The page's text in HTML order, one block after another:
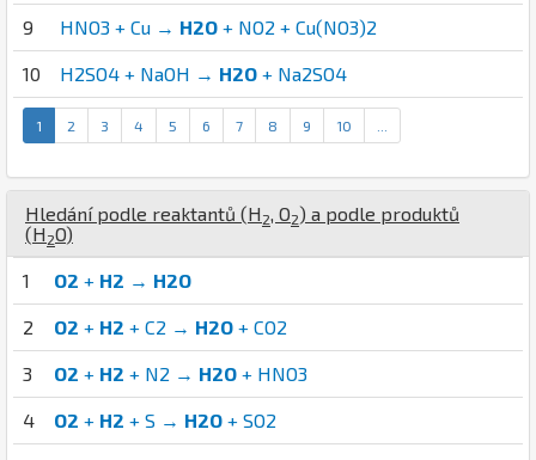
9 HNO3 + Cu → H2O + NO2 + Cu(NO3)2
10 H2SO4 + NaOH → H2O + Na2SO4
1 2 3 4 5 6 7 8 9 10
Hledání podle reaktantů (H 2 O2) a podle produktů
(H 2O)
1 O2 + H2 → H2O
2 O2 + H2 + C2 → H2O + CO2
3 O2 + H2 + N2 → H2O + HNO3
4 O2 + H2 + S → H2O + SO2